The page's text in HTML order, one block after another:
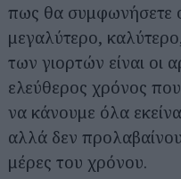
πως θα συμφωνήσετε
μεγαλύτερο,
των γιορτών είναι οι
ελεύθερος χρόνος
να κάνουμε όλα
αλλά δεν
μέρες του χρόνου.